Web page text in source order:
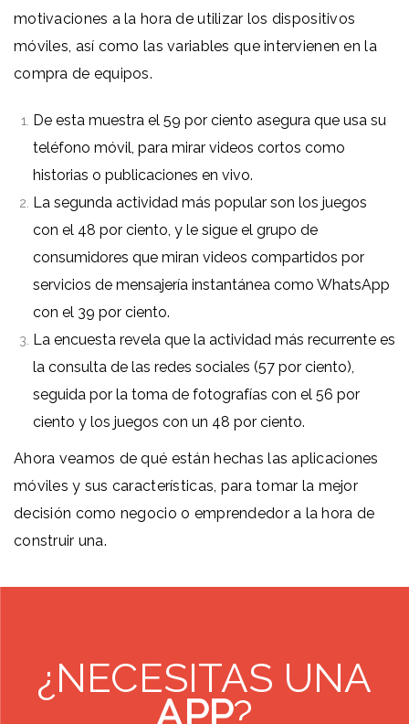
motivaciones a la hora de utilizar los dispositivos
móviles, así como las variables que intervienen en la
compra de equipos.
De esta muestra el 59 por ciento asegura que usa su
teléfono móvil, para mirar videos cortos como
historias o publicaciones en vivo.
La segunda actividad más popular son los juegos
con el 48 por ciento, y le sigue el grupo de
consumidores que miran videos compartidos por
servicios de mensajería instantánea como WhatsApp
con el 39 por ciento.
La encuesta revela que la actividad más recurrente es
la consulta de las redes sociales (57 por ciento),
seguida por la toma de fotografías con el 56 por
ciento y los juegos con un 48 por ciento.
Ahora veamos de qué están hechas las aplicaciones
móviles y sus características, para tomar la mejor
decisión como negocio o emprendedor a la hora de
construir una.
¿NECESITAS UNA
APP?